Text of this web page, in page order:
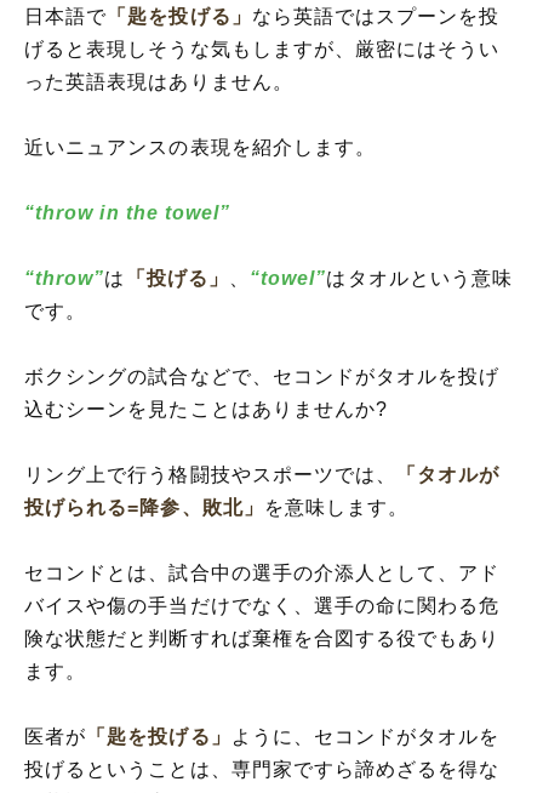
日本語で 「匙を投げる」 なら英語ではスプーンを投
げると表現しそうな気もしますが、厳密にはそうい
った英語表現はありません。
近いニュアンスの表現を紹介します。
“throw in the towel”
“throw”は 「投げる」 “towel”はタオルという意味
です。
ボクシングの試合などで、セコンドがタオルを投げ
込むシーンを見たことはありませんか?
リング上で行う格闘技やスポーツでは、
「タオルが
投げられる=降参、敗北」
を意味します。
セコンドとは、試合中の選手の介添人として、アド
バイスや傷の手当だけでなく、選手の命に関わる危
険な状態だと判断すれば棄権を合図する役でもあり
ます。
医者が 「匙を投げる」
ように、セコンドがタオルを
投げるということは、専門家ですら諦めざるを得な